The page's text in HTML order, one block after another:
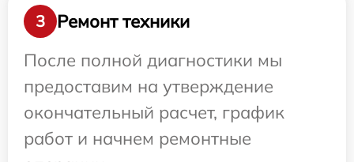
3
Ремонт техники
После полной диагностики мы
предоставим на утверждение
окончательный расчет, график
работ и начнем ремонтные